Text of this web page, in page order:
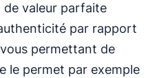
valeur parfaite
par rapport
permettant de
le permet par exemple